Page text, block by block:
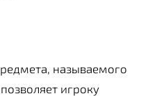
называемого
игроку